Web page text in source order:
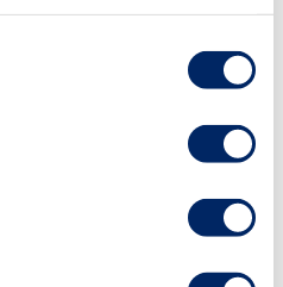
uudistusta.
ja teollisuuden
Suomen
johtava asiantuntija